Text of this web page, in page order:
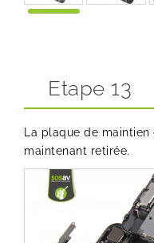
Etape 13
La plaque de
maintenant retirée.